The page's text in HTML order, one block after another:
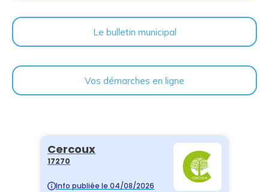
Le bulletin municipal
Vos démarches en ligne